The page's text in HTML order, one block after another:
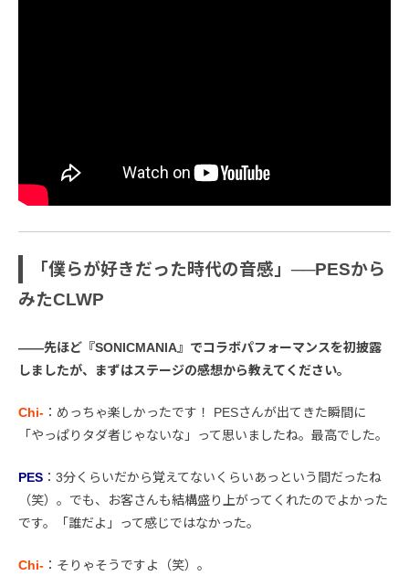
「僕らが好きだった時代の音感」──PESから
みたCLWP
――先ほど『SONICMANIA』でコラボパフォーマンスを初披露
しましたが、まずはステージの感想から教えてください。
Chi- ：めっちゃ楽しかったです！ PESさんが出てきた瞬間に
「やっぱりタダ者じゃないな」って思いましたね。最高でした。
PES ：3分くらいだから覚えてないくらいあっという間だったね
（笑）。でも、お客さんも結構盛り上がってくれたのでよかった
です。「誰だよ」って感じではなかった。
Chi- ：そりゃそうですよ（笑）。